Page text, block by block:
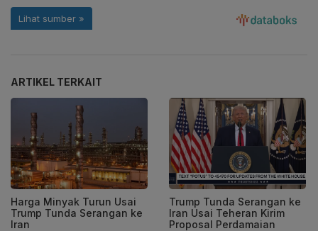
ARTIKEL TERKAIT
Harga Minyak Turun Usai
Trump Tunda Serangan ke
Iran
Trump Tunda Serangan ke
Iran Usai Teheran Kirim
Proposal Perdamaian